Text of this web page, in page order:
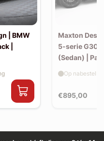
| BMW
|
Maxton
5-serie G30
(Sedan) |
€895,00
Op